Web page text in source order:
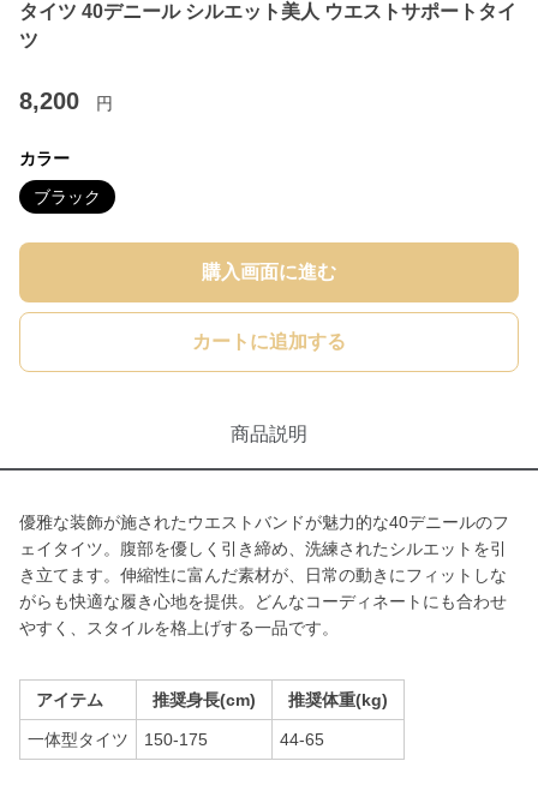
タイツ 40デニール シルエット美人 ウエストサポートタイ
ツ
8,200 円
カラー
ブラック
購入画面に進む
カートに追加する
商品説明
優雅な装飾が施されたウエストバンドが魅力的な40デニールのフ
ェイタイツ。腹部を優しく引き締め、洗練されたシルエットを引
き立てます。伸縮性に富んだ素材が、日常の動きにフィットしな
がらも快適な履き心地を提供。どんなコーディネートにも合わせ
やすく、スタイルを格上げする一品です。
アイテム 推奨身長(cm) 推奨体重(kg)
一体型タイツ 150-175 44-65